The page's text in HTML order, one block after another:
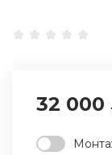
32 000